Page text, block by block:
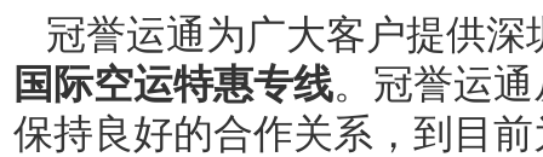
冠誉运通为广大客户提供深
国际空运特惠专线。冠誉运
保持良好的合作关系，到目